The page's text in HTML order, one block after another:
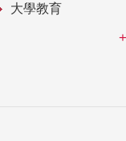
大學教育